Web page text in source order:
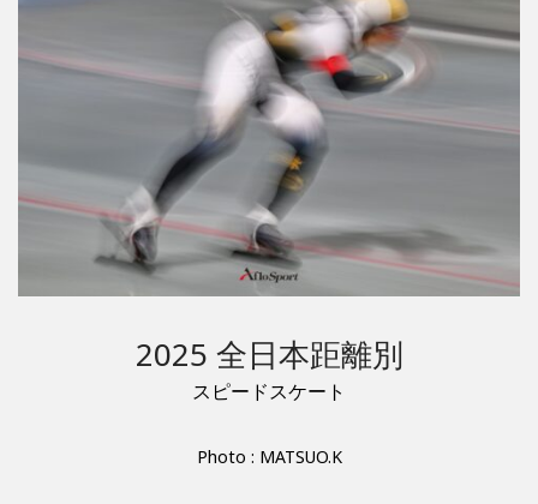
2025 全日本距離別
スピードスケート
Photo : MATSUO.K